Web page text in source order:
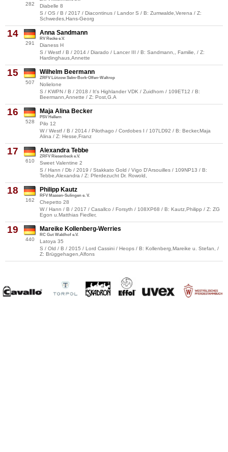
282
Diabelle 8
S / OS / B / 2017 / Diacontinus / Landor S / B: Zumwalde,Verena / Z:
Schwedes,Hans-Georg
14
291
Anna Sandmann
RV Recke e.V.
Dianess H
S / Westf / B / 2014 / Diarado / Lancer III / B: Sandmann,, Familie, / Z:
Hardinghaus,Annette
15
507
Wilhelm Beermann
ZRFV Lützow Selm-Bork-Olfen-Waltrop
Nolielone
S / KWPN / B / 2018 / It's Highlander VDK / Zuidhorn / 109ET12 / B:
Beermann,Annette / Z: Post,G.A
16
528
Maja Alina Becker
PSV Hellern
Pilo 12
W / Westf / B / 2014 / Pilothago / Cordobes I / 107LD92 / B: Becker,Maja
Alina / Z: Hesse,Franz
17
610
Alexandra Tebbe
ZRFV Riesenbeck e.V.
Sweet Valentine 2
S / Hann / Db / 2019 / Stakkato Gold / Vigo D'Arsouilles / 109NP13 / B:
Tebbe,Alexandra / Z: Pferdezucht Dr. Rowold,
18
162
Philipp Kautz
RFV Maasen-Sulingen e. V.
Chepetto 28
W / Hann / B / 2017 / Casallco / Forsyth / 108XP68 / B: Kautz,Philipp / Z: ZG
Egon u.Matthias Fiedler,
19
440
Mareike Kollenberg-Werries
RC Gut Waldhof e.V.
Latoya 35
S / Old / B / 2015 / Lord Cassini / Heops / B: Kollenberg,Mareike u. Stefan, /
Z: Brüggehagen,Alfons